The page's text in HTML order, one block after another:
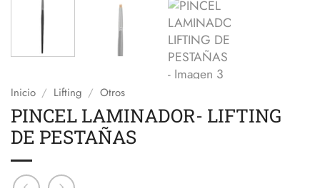
Inicio / Lifting / Otros
PINCEL LAMINADOR- LIFTING
DE PESTAÑAS